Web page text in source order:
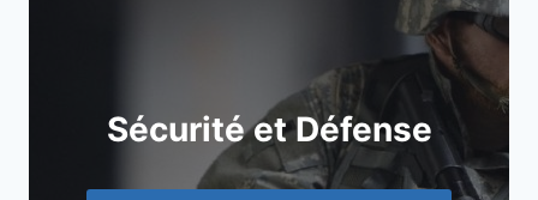
Sécurité et Défense